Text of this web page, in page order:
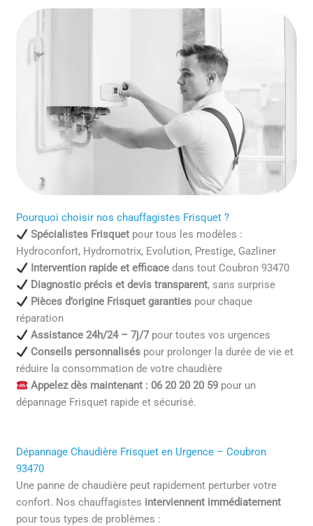
Pourquoi choisir nos chauffagistes Frisquet ?
Spécialistes Frisquetpour tous les modèles :
Hydroconfort, Hydromotrix, Evolution, Prestige, Gazliner
Intervention rapide et efficacedans tout Coubron 93470
Diagnostic précis et devis transparent, sans surprise
Pièces d’origine Frisquet garantiespour chaque
réparation
Assistance 24h/24 – 7j/7pour toutes vos urgences
Conseils personnaliséspour prolonger la durée de vie et
réduire la consommation de votre chaudière
Appelez dès maintenant : 06 20 20 20 59pour un
dépannage Frisquet rapide et sécurisé.
Dépannage Chaudière Frisquet en Urgence – Coubron
93470
Une panne de chaudière peut rapidement perturber votre
confort. Nos chauffagistes interviennent immédiatement
pour tous types de problèmes :